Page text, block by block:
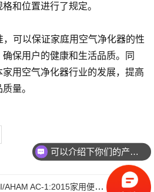
和位置进行了规定。
可以保证家庭用空气净化器的性
保用户的健康和生活品质。同
用空气净化器行业的发展，提高
量。
1:2015家用便携式空气净化器性能测试方法
可以介绍下你们的产品么